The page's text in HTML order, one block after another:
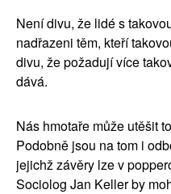
Není divu, že lidé s
nadřazeni těm, kteří
divu, že požadují více
dává.
Nás hmotaře může utěšit
Podobně jsou na tom i
jejichž závěry lze v
Sociolog Jan Keller by